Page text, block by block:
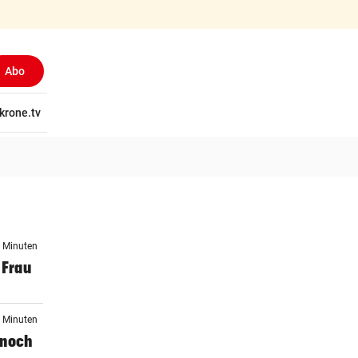
Abo
krone.tv
Minuten
Minuten